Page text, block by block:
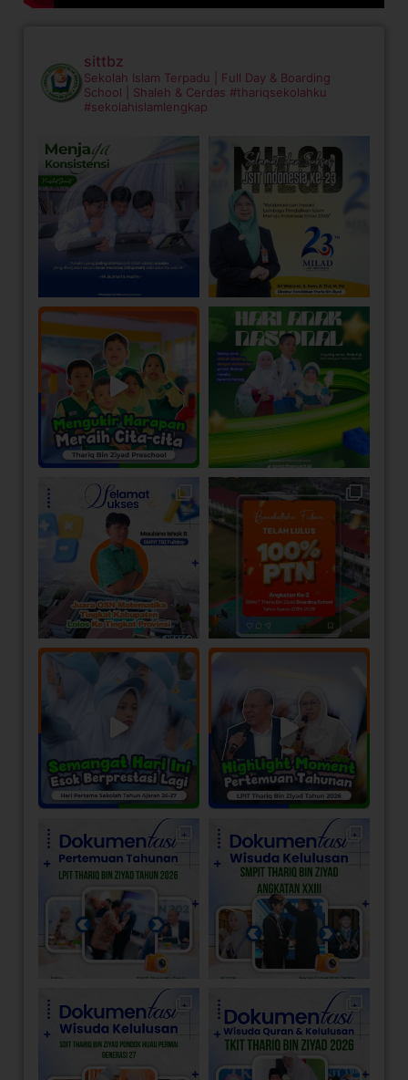
sittbz
Sekolah Islam Terpadu | Full Day & Boarding
School | Shaleh & Cerdas #thariqsekolahku
#sekolahislamlengkap